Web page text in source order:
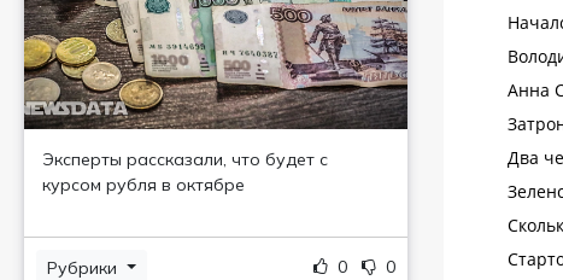
Эксперты рассказали, что будет с
курсом рубля в октябре
Рубрики 0 0